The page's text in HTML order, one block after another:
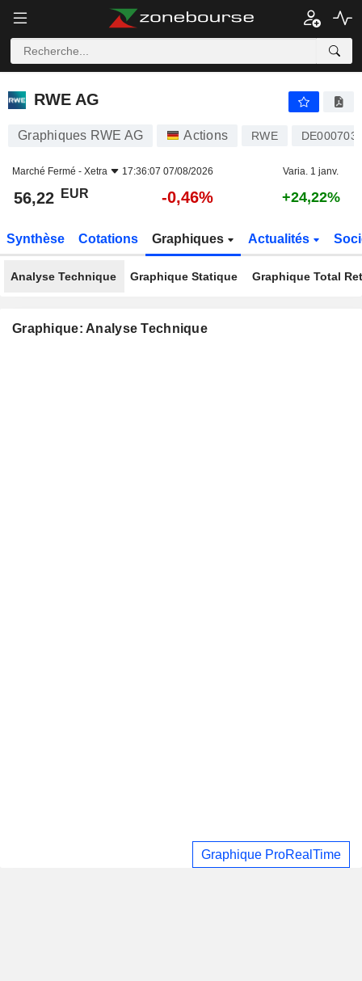
RWE AG
RWE AG
Graphiques RWE AG Actions RWE
Marché Fermé - Xetra 17:36:07 07/08/2026 Varia. 1 janv.
56,22 EUR -0,46% +24,22%
Synthèse Cotations Graphiques Actualités
Analyse Technique Graphique Statique Graphique Total
Graphique: Analyse Technique
Graphique ProRealTime